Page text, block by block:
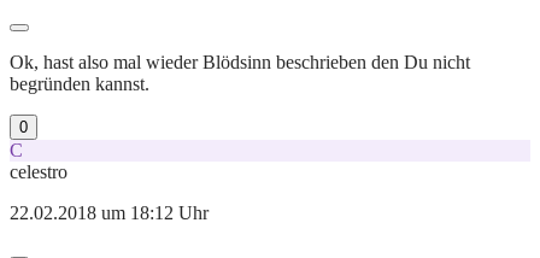
Ok, hast also mal wieder Blödsinn beschrieben den Du nicht
begründen kannst.
0
C
celestro
22.02.2018 um 18:12 Uhr